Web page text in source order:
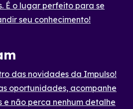
É o lugar perfeito para se
seu conhecimento!
das novidades da Impulso!
oportunidades, acompanhe
e não perca nenhum detalhe